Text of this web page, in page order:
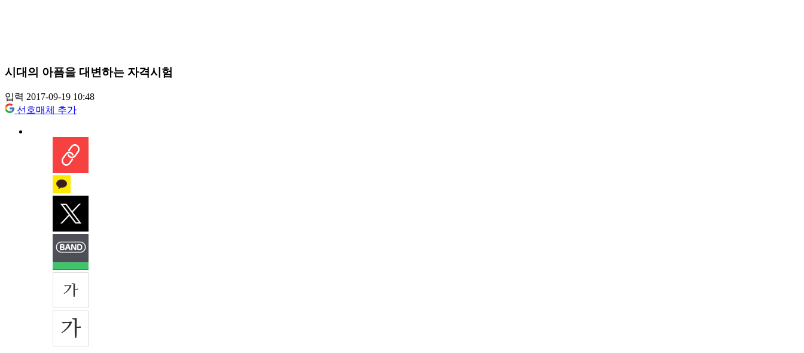
시대의 아픔을 대변하는 자격시험
입력 2017-09-19 10:48
선호매체 추가